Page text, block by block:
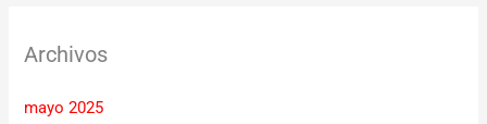
Archivos
mayo 2025